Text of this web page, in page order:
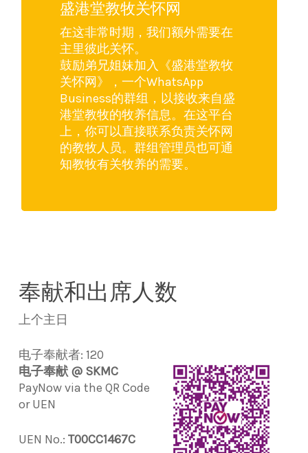
盛港堂教牧关怀网
在这非常时期，我们额外需要在
主里彼此关怀。
鼓励弟兄姐妹加入《盛港堂教牧
关怀网》，一个WhatsApp
Business的群组，以接收来自盛
港堂教牧的牧养信息。在这平台
上，你可以直接联系负责关怀网
的教牧人员。群组管理员也可通
知教牧有关牧养的需要。
奉献和出席人数
上个主日
电子奉献者: 120
电子奉献 @ SKMC
PayNow via the QR Code
or UEN
UEN No.: T00CC1467C